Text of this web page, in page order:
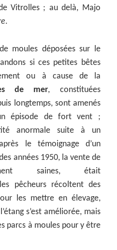
Vitrolles ; au delà, Majo
.
moules déposées sur le
si ces petites bêtes
ou à cause de la
de mer, constituées
longtemps, sont amenés
épisode de fort vent ;
anormale suite à un
le témoignage d’un
années 1950, la vente de
saines, était
pêcheurs récoltent des
les mettre en élevage,
s’est améliorée, mais
parcs à moules pour y être